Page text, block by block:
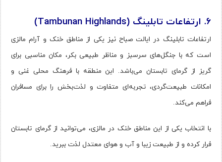
۶. ارتفاعات تابلینگ (Tambunan Highlands)
ارتفاعات تابلینگ در ایالت صباح نیز یکی از مناطق خنک و آرام مالزی
است که با جنگل‌های سرسبز و مناظر طبیعی بکر، مکان مناسبی برای
گریز از گرمای تابستان می‌باشد. این منطقه با فرهنگ محلی غنی و
امکانات طبیعت‌گردی، تجربه‌ای متفاوت و لذت‌بخش را برای مسافران
فراهم می‌کند.
با انتخاب یکی از این مناطق خنک در مالزی، می‌توانید از گرمای تابستان
فرار کرده و از طبیعت زیبا و آب و هوای معتدل لذت ببرید.